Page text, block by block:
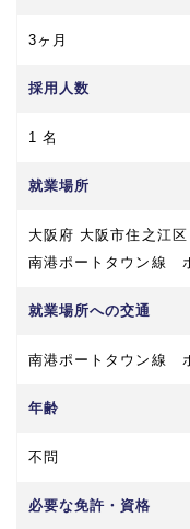
3ヶ月
採用人数
1 名
就業場所
大阪府 大阪市住之江
南港ポートタウン線
就業場所への交通
南港ポートタウン線
年齢
不問
必要な免許・資格